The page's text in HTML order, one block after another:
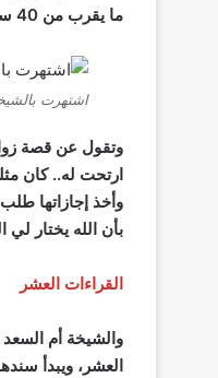
ما يقرب من 40 سنة حتى وفاته في سنة 1996، وهي لم تنجب أولادًا.
اشتهرت
وتقول عن قصة
ارتحت له.. كان
وأخذ إجازاتها
بأن الله يختار لي
القراءات العشر
العشر، ويبدأ